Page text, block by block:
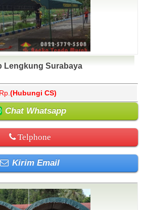
Lengkung Surabaya
Rp. (Hubungi CS)
Chat Whatsapp
Telphone
Kirim Email